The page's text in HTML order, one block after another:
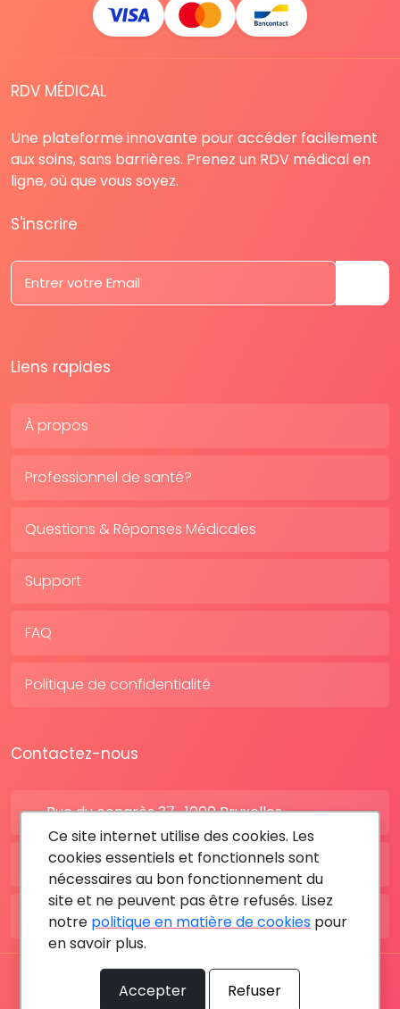
RDV MÉDICAL
Une plateforme innovante pour accéder facilement
aux soins, sans barrières. Prenez un RDV médical en
ligne, où que vous soyez.
S'inscrire
Liens rapides
À propos
Professionnel de santé?
Questions & Réponses Médicales
Support
FAQ
Politique de confidentialité
Contactez-nous
Rue du congrès 37 , 1000 Bruxelles
BE: +32 28080227
FR: +33 183642895
Tous les droits sont réservés © 2026 RDV MÉDICAL By
Ce site internet utilise des cookies. Les
cookies essentiels et fonctionnels sont
nécessaires au bon fonctionnement du
site et ne peuvent pas être refusés. Lisez
notre politique en matière de cookies pour
en savoir plus.
Accepter Refuser